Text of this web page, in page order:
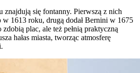
znajdują się fontanny. Pierwszą z nich
w 1613 roku, drugą dodał Bernini w 1675
plac, ale też pełnią praktyczną
hałas miasta, tworząc atmosferę